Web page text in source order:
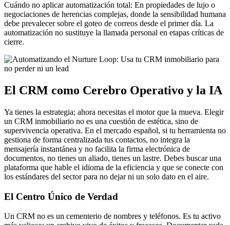
Cuándo no aplicar automatización total: En propiedades de lujo o
negociaciones de herencias complejas, donde la sensibilidad humana
debe prevalecer sobre el goteo de correos desde el primer día. La
automatización no sustituye la llamada personal en etapas críticas de
cierre.
El CRM como Cerebro Operativo y la IA
Ya tienes la estrategia; ahora necesitas el motor que la mueva. Elegir
un CRM inmobiliario no es una cuestión de estética, sino de
supervivencia operativa. En el mercado español, si tu herramienta no
gestiona de forma centralizada tus contactos, no integra la
mensajería instantánea y no facilita la firma electrónica de
documentos, no tienes un aliado, tienes un lastre. Debes buscar una
plataforma que hable el idioma de la eficiencia y que se conecte con
los estándares del sector para no dejar ni un solo dato en el aire.
El Centro Único de Verdad
Un CRM no es un cementerio de nombres y teléfonos. Es tu activo